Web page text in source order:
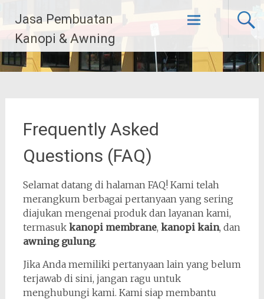
content
Jasa Pembuatan
Kanopi & Awning
Frequently Asked
Questions (FAQ)
Selamat datang di halaman FAQ! Kami telah
merangkum berbagai pertanyaan yang sering
diajukan mengenai produk dan layanan kami,
termasuk kanopi membrane, kanopi kain, dan
awning gulung.
Jika Anda memiliki pertanyaan lain yang belum
terjawab di sini, jangan ragu untuk
menghubungi kami. Kami siap membantu